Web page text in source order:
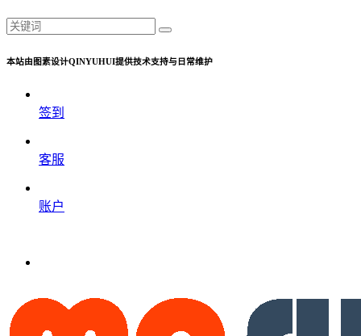
本站由图素设计QINYUHUI提供技术支持与日常维护
签到
客服
账户